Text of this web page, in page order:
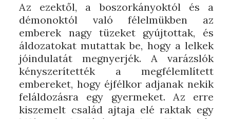
Az ezektől, a boszorkányoktól és a
démonoktól való félelmükben az
emberek nagy tüzeket gyújtottak, és
áldozatokat mutattak be, hogy a lelkek
jóindulatát megnyerjék. A varázslók
kényszerítették a megfélemlített
embereket, hogy éjfélkor adjanak nekik
feláldozásra egy gyermeket. Az erre
kiszemelt család ajtaja elé raktak egy